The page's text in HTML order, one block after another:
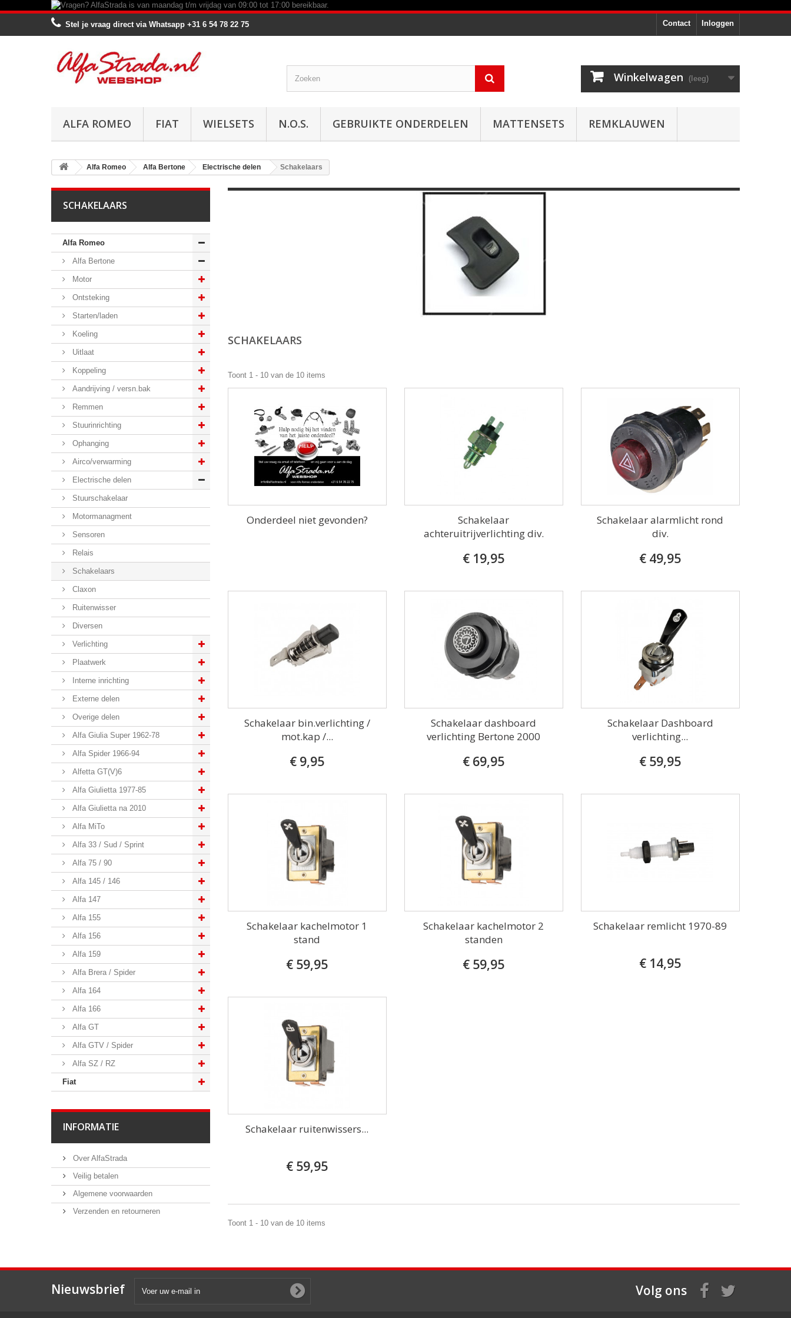
Inloggen
Contact
Stel je vraag direct via Whatsapp +31 6 54 78 22 75
Winkelwagen (leeg)
ALFA ROMEO FIAT WIELSETS N.O.S. GEBRUIKTE ONDERDELEN MATTENSETS REMKLAUWEN
Alfa Romeo Alfa Bertone Electrische delen Schakelaars
SCHAKELAARS
Alfa Romeo
Alfa Bertone
Motor
Ontsteking
Starten/laden
Koeling
Uitlaat
Koppeling
Aandrijving / versn.bak
Remmen
Stuurinrichting
Ophanging
Airco/verwarming
Electrische delen
Stuurschakelaar
Motormanagment
Sensoren
Relais
Schakelaars
Claxon
Ruitenwisser
Diversen
Verlichting
Plaatwerk
Interne inrichting
Externe delen
Overige delen
Alfa Giulia Super 1962-78
Alfa Spider 1966-94
Alfetta GT(V)6
Alfa Giulietta 1977-85
Alfa Giulietta na 2010
Alfa MiTo
Alfa 33 / Sud / Sprint
Alfa 75 / 90
Alfa 145 / 146
Alfa 147
Alfa 155
Alfa 156
Alfa 159
Alfa Brera / Spider
Alfa 164
Alfa 166
Alfa GT
Alfa GTV / Spider
Alfa SZ / RZ
Fiat
INFORMATIE
Over AlfaStrada
Veilig betalen
Algemene voorwaarden
Verzenden en retourneren
SCHAKELAARS
Toont 1 - 10 van de 10 items
Onderdeel niet gevonden?
Schakelaar
achteruitrijverlichting div.
€ 19,95
Schakelaar alarmlicht rond
div.
€ 49,95
Schakelaar bin.verlichting /
mot.kap /...
€ 9,95
Schakelaar dashboard
verlichting Bertone 2000
€ 69,95
Schakelaar Dashboard
verlichting...
€ 59,95
Schakelaar kachelmotor 1
stand
€ 59,95
Schakelaar kachelmotor 2
standen
€ 59,95
Schakelaar remlicht 1970-89
€ 14,95
Schakelaar ruitenwissers...
€ 59,95
Toont 1 - 10 van de 10 items
Nieuwsbrief Volg ons